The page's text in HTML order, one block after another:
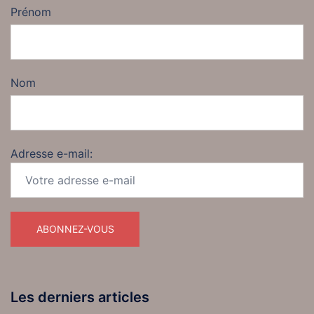
Prénom
Nom
Adresse e-mail:
Les derniers articles